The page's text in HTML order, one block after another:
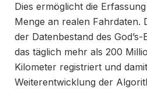
Dies ermöglicht die
Menge an realen Fahrdaten.
der Datenbestand des
das täglich mehr als 200
Kilometer registriert und
Weiterentwicklung der